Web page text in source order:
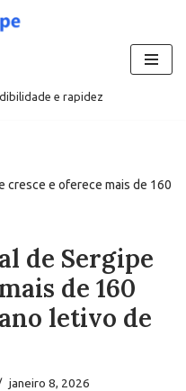
e rapidez
cresce e oferece mais de 160
de Sergipe
de 160
letivo de
janeiro 8, 2026